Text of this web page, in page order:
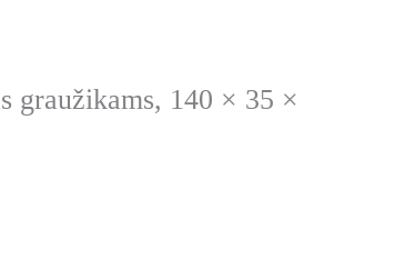
graužikams, 140 × 35 ×